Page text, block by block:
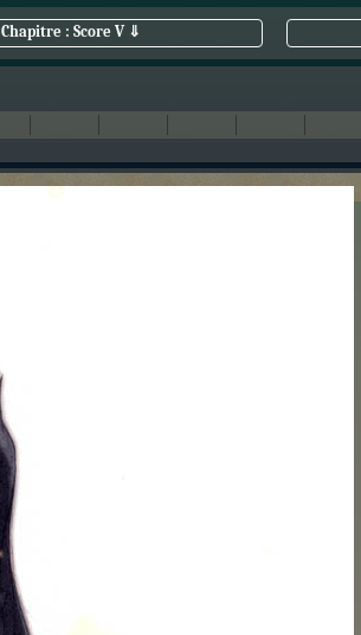
Chapitre : Score V ⇓